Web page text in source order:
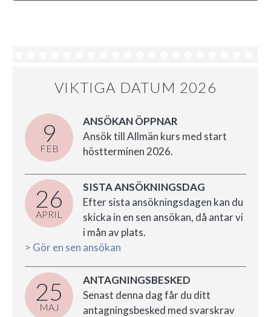
VIKTIGA DATUM 2026
9
FEB
ANSÖKAN ÖPPNAR
Ansök till Allmän kurs med start
höstterminen 2026.
26
APRIL
SISTA ANSÖKNINGSDAG
Efter sista ansökningsdagen kan du
skicka in en sen ansökan, då antar vi
i mån av plats.
> Gör en sen ansökan
25
MAJ
ANTAGNINGSBESKED
Senast denna dag får du ditt
antagningsbesked med svarskrav